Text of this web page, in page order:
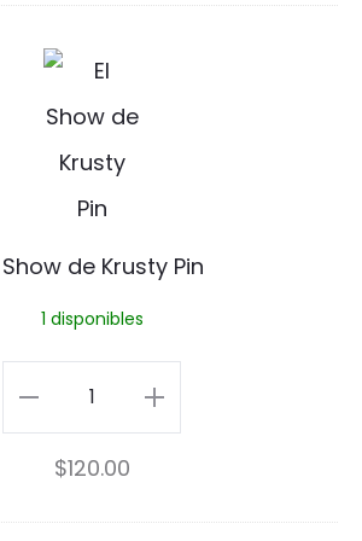
P
i
n
g
a
cantidad
E
l
S
h
d
K
r
u
Show de Krusty Pin
1 disponibles
El
Show
Krusty
$120.00